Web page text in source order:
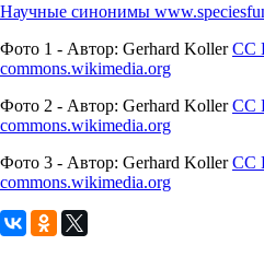
Научные синонимы
Фото 1 - Автор: Gerhard KollerCC
commons.wikimedia.org
Фото 2 - Автор: Gerhard KollerCC
commons.wikimedia.org
Фото 3 - Автор: Gerhard KollerCC
commons.wikimedia.org